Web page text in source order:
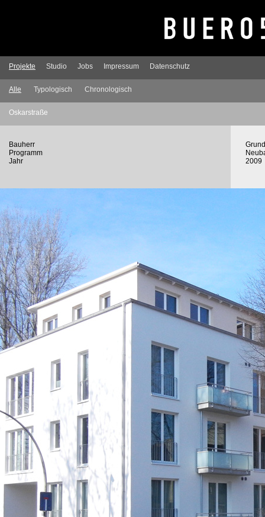
Projekte Studio Jobs Impressum Datenschutz
Alle Typologisch Chronologisch
Oskarstraße
Bauherr
Programm
Jahr
2009